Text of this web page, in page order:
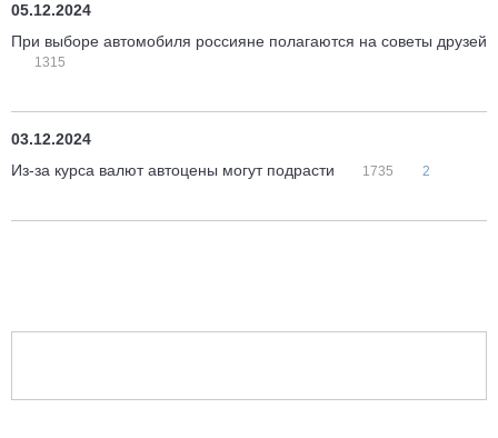
05.12.2024
При выборе автомобиля россияне полагаются на советы друзей
1315
03.12.2024
Из-за курса валют автоцены могут подрасти
1735 2